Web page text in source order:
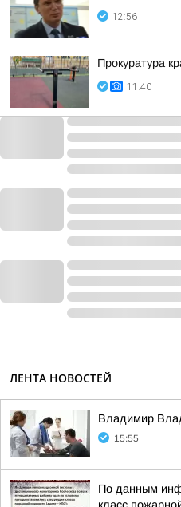
12:56
Прокуратура
11:40
ЛЕНТА НОВОСТЕЙ
Владимир
15:55
По данным